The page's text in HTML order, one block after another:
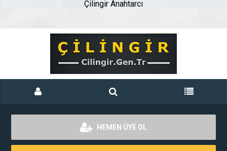
Çilingir Anahtarcı
HEMEN ÜYE OL